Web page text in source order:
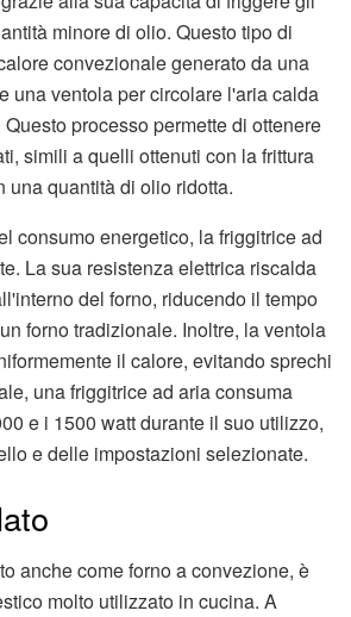
minore di olio. Questo tipo di
convezionale generato da una
una ventola per circolare l'aria calda
processo permette di ottenere
simili a quelli ottenuti con la frittura
una quantità di olio ridotta.
consumo energetico, la friggitrice ad
La sua resistenza elettrica riscalda
del forno, riducendo il tempo
forno tradizionale. Inoltre, la ventola
il calore, evitando sprechi
una friggitrice ad aria consuma
e i 1500 watt durante il suo utilizzo,
e delle impostazioni selezionate.
anche come forno a convezione, è
molto utilizzato in cucina. A